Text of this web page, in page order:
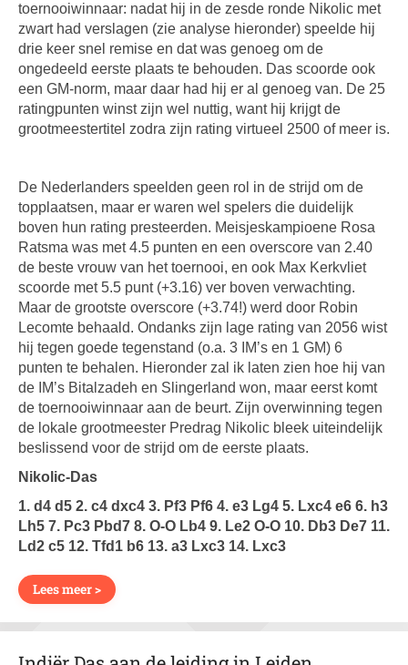
toernooiwinnaar: nadat hij in de zesde ronde Nikolic met
zwart had verslagen (zie analyse hieronder) speelde hij
drie keer snel remise en dat was genoeg om de
ongedeeld eerste plaats te behouden. Das scoorde ook
een GM-norm, maar daar had hij er al genoeg van. De 25
ratingpunten winst zijn wel nuttig, want hij krijgt de
grootmeestertitel zodra zijn rating virtueel 2500 of meer is.
De Nederlanders speelden geen rol in de strijd om de
topplaatsen, maar er waren wel spelers die duidelijk
boven hun rating presteerden. Meisjeskampioene Rosa
Ratsma was met 4.5 punten en een overscore van 2.40
de beste vrouw van het toernooi, en ook Max Kerkvliet
scoorde met 5.5 punt (+3.16) ver boven verwachting.
Maar de grootste overscore (+3.74!) werd door Robin
Lecomte behaald. Ondanks zijn lage rating van 2056 wist
hij tegen goede tegenstand (o.a. 3 IM’s en 1 GM) 6
punten te behalen. Hieronder zal ik laten zien hoe hij van
de IM’s Bitalzadeh en Slingerland won, maar eerst komt
de toernooiwinnaar aan de beurt. Zijn overwinning tegen
de lokale grootmeester Predrag Nikolic bleek uiteindelijk
beslissend voor de strijd om de eerste plaats.
Nikolic-Das
1. d4 d5 2. c4 dxc4 3. Pf3 Pf6 4. e3 Lg4 5. Lxc4 e6 6. h3
Lh5 7. Pc3 Pbd7 8. O-O Lb4 9. Le2 O-O 10. Db3 De7 11.
Ld2 c5 12. Tfd1 b6 13. a3 Lxc3 14. Lxc3
Lees meer >